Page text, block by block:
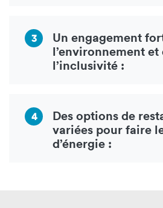
3
Un engagement
l’environnement et
l’inclusivité :
4
Des options de
variées pour faire
d’énergie :